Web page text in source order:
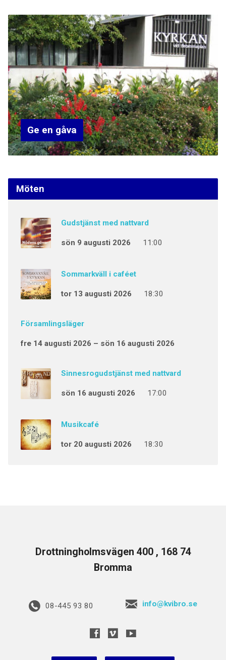
Ge en gåva
Möten
Gudstjänst med nattvard
sön 9 augusti 2026 11:00
Sommarkväll i caféet
tor 13 augusti 2026 18:30
Församlingsläger
fre 14 augusti 2026 – sön 16 augusti 2026
Sinnesrogudstjänst med nattvard
sön 16 augusti 2026 17:00
Musikcafé
tor 20 augusti 2026 18:30
Drottningholmsvägen 400 , 168 74
Bromma
08-445 93 80 info@kvibro.se